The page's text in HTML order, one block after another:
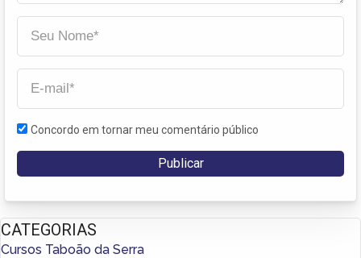
Concordo em tornar meu comentário público
CATEGORIAS
Cursos Taboão da Serra